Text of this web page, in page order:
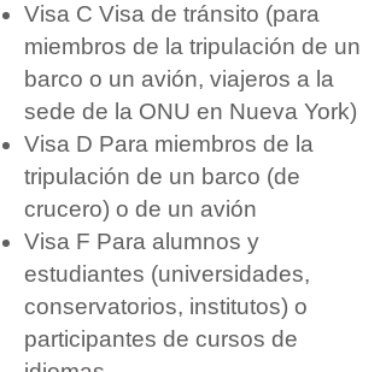
Visa C Visa de tránsito (para
miembros de la tripulación de un
barco o un avión, viajeros a la
sede de la ONU en Nueva York)
Visa D Para miembros de la
tripulación de un barco (de
crucero) o de un avión
Visa F Para alumnos y
estudiantes (universidades,
conservatorios, institutos) o
participantes de cursos de